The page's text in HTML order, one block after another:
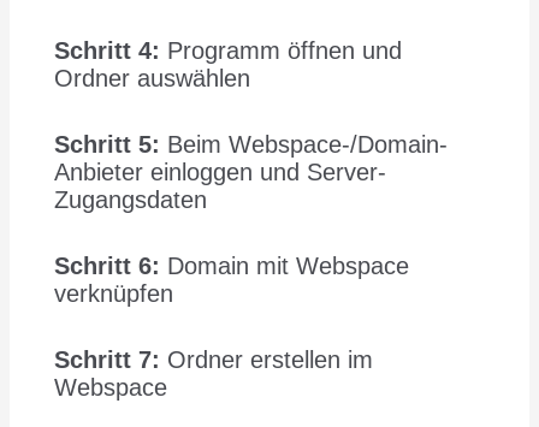
Schritt 4: Programm öffnen und
Ordner auswählen
Schritt 5: Beim Webspace-/Domain-
Anbieter einloggen und Server-
Zugangsdaten
Schritt 6: Domain mit Webspace
verknüpfen
Schritt 7: Ordner erstellen im
Webspace